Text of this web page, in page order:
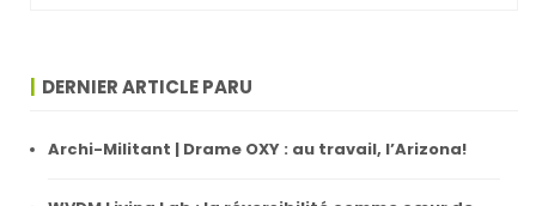
DERNIER ARTICLE PARU
Archi-Militant | Drame OXY : au travail, l’Arizona!